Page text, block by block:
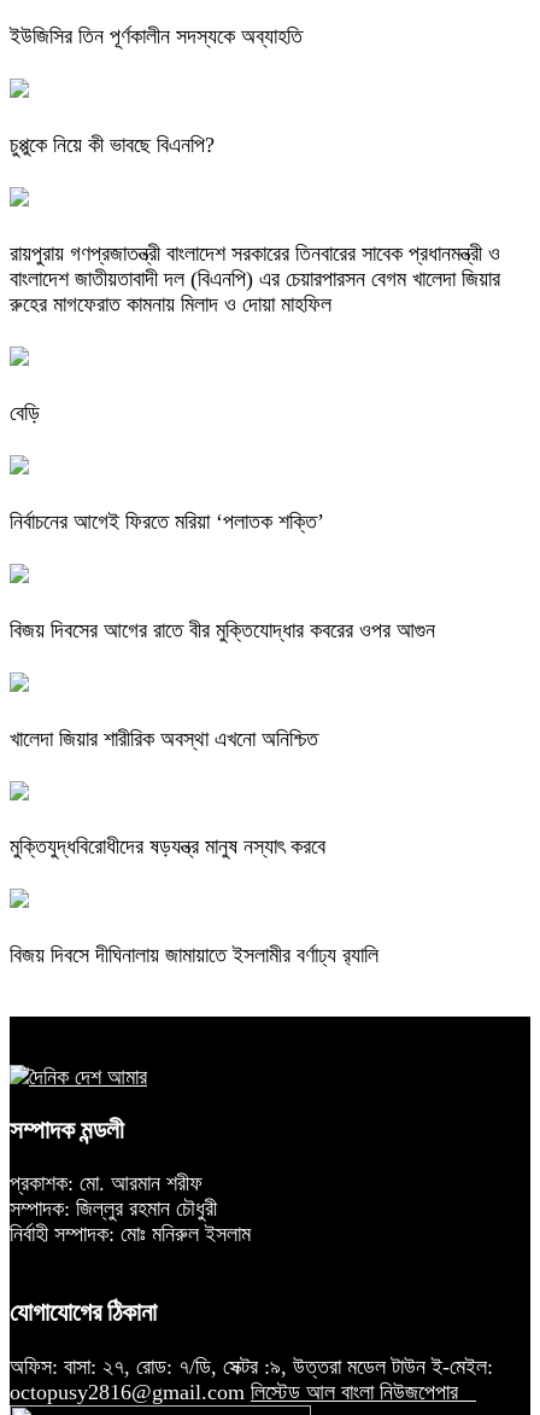
ইউজিসির তিন পূর্ণকালীন সদস্যকে অব্যাহতি
চুপ্পুকে নিয়ে কী ভাবছে বিএনপি?
রায়পুরায় গণপ্রজাতন্ত্রী বাংলাদেশ সরকারের তিনবারের সাবেক প্রধানমন্ত্রী ও
বাংলাদেশ জাতীয়তাবাদী দল (বিএনপি) এর চেয়ারপারসন বেগম খালেদা জিয়ার
রুহের মাগফেরাত কামনায় মিলাদ ও দোয়া মাহফিল
বেড়ি
নির্বাচনের আগেই ফিরতে মরিয়া ‘পলাতক শক্তি’
বিজয় দিবসের আগের রাতে বীর মুক্তিযোদ্ধার কবরের ওপর আগুন
খালেদা জিয়ার শারীরিক অবস্থা এখনো অনিশ্চিত
মুক্তিযুদ্ধবিরোধীদের ষড়যন্ত্র মানুষ নস্যাৎ করবে
বিজয় দিবসে দীঘিনালায় জামায়াতে ইসলামীর বর্ণাঢ্য র‍্যালি
সম্পাদক মন্ডলী
প্রকাশক: মো. আরমান শরীফ
সম্পাদক: জিল্লুর রহমান চৌধুরী
নির্বাহী সম্পাদক: মোঃ মনিরুল ইসলাম
যোগাযোগের ঠিকানা
অফিস: বাসা: ২৭, রোড: ৭/ডি, সেক্টর :৯, উত্তরা মডেল টাউন ই-মেইল:
octopusy2816@gmail.com লিস্টেড আল বাংলা নিউজপেপার